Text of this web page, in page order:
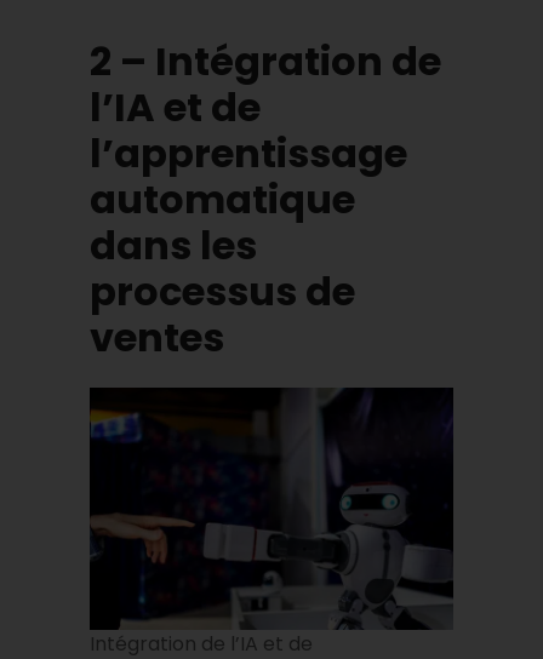
2 – Intégration de
l’IA et de
l’apprentissage
automatique
dans les
processus de
ventes
Intégration de l’IA et de